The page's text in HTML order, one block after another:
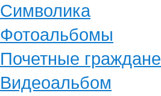
Символика
Фотоальбомы
Почетные граждане
Видеоальбом